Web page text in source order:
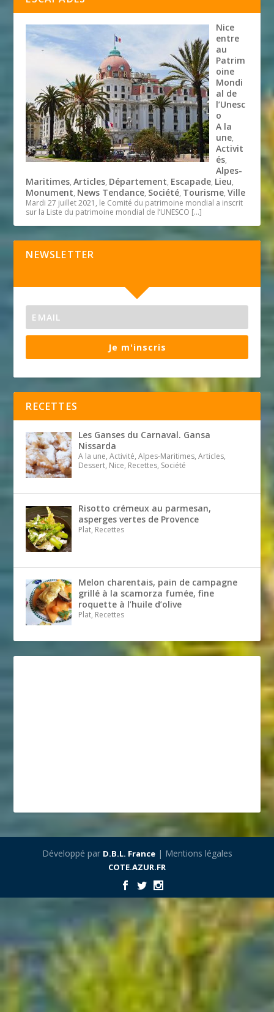
Nice
entre
au
Patrim
oine
Mondi
al de
l’Unesc
o
A la
une,
Activit
és,
Alpes-
Maritimes,Articles, Département, Escapade, Lieu,
Monument, News Tendance, Société, Tourisme,Ville
Mardi 27 juillet 2021, le Comité du patrimoine mondial a inscrit
sur la Liste du patrimoine mondial de l’UNESCO […]
NEWSLETTER
Je m'inscris
RECETTES
Les Ganses du Carnaval. Gansa
Nissarda
A la une, Activité, Alpes-Maritimes, Articles,
Dessert, Nice, Recettes, Société
Risotto crémeux au parmesan,
asperges vertes de Provence
Plat, Recettes
Melon charentais, pain de campagne
grillé à la scamorza fumée, fine
roquette à l’huile d’olive
Plat, Recettes
Développé par D.B.L. France| Mentions légales
COTE.AZUR.FR